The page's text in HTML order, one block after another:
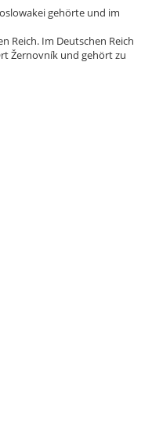
gehörte und im
Reich. Im Deutschen Reich
Žernovník und gehört zu